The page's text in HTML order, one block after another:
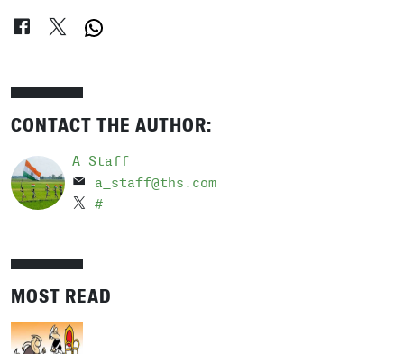
CONTACT THE AUTHOR:
A Staff
a_staff@ths.com
#
MOST READ